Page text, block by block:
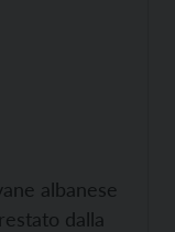
albanese
dalla